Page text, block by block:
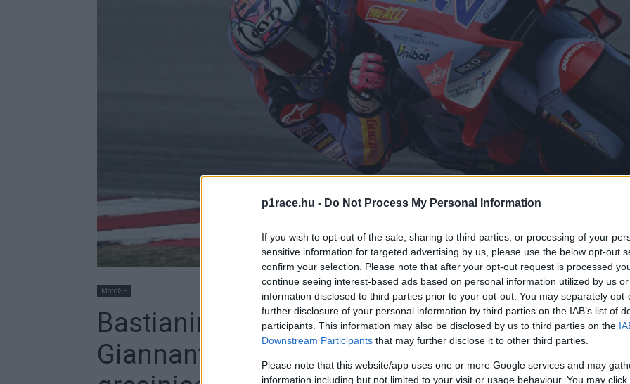
p1race.hu - Do Not Process My Personal Information
If you wish to opt-out of the sale, sharing to third parties, or processing of your
sensitive information for targeted advertising by us, please use the below opt-out
confirm your selection. Please note that after your opt-out request is processed
continue seeing interest-based ads based on personal information utilized by us
information disclosed to third parties prior to your opt-out. You may separately
further disclosure of your personal information by third parties on the IAB’s list of
participants. This information may also be disclosed by us to third parties on the
Downstream Participants that may further disclose it to other third parties.
Please note that this website/app uses one or more Google services and may
information including but not limited to your visit or usage behaviour. You may
MotoGP
Bastianini pályacsúccsal első, Di
Giannantonio egy másodpercnyire – a